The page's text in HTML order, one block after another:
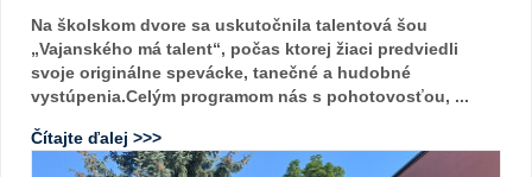
Na školskom dvore sa uskutočnila talentová šou
„Vajanského má talent“, počas ktorej žiaci predviedli
svoje originálne spevácke, tanečné a hudobné
vystúpenia.Celým programom nás s pohotovosťou, ...
Čítajte ďalej >>>